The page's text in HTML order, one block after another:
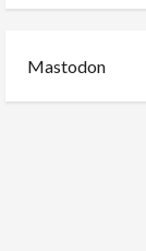
Mastodon